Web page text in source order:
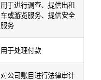
用于进行调查、提供出租
车或游览服务、提供安全
服务
用于处理付款
对公司账目进行法律审计